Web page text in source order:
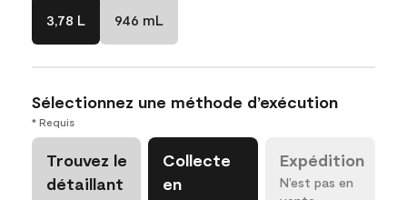
3,78 L 946 mL
Sélectionnez une méthode d’exécution
* Requis
Trouvez le
détaillant
Collecte
en
Expédition
N’est pas en